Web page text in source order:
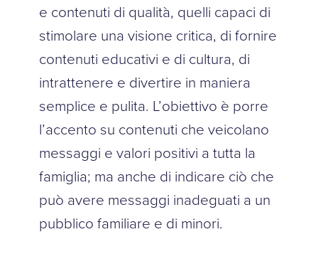
e contenuti di qualità, quelli capaci di
stimolare una visione critica, di fornire
contenuti educativi e di cultura, di
intrattenere e divertire in maniera
semplice e pulita. L’obiettivo è porre
l’accento su contenuti che veicolano
messaggi e valori positivi a tutta la
famiglia; ma anche di indicare ciò che
può avere messaggi inadeguati a un
pubblico familiare e di minori.